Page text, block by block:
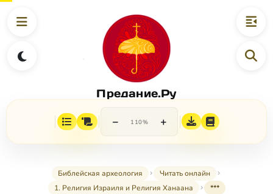
Предание.Ру
− 110% +
Библейская археология
Читать онлайн
1. Религия Израиля и Религия Ханаана
***